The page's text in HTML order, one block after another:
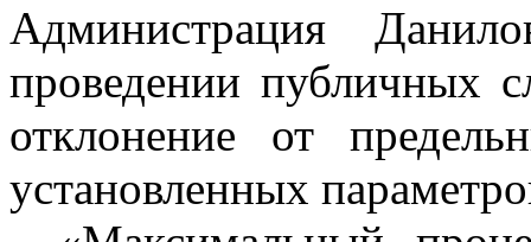
Администрация
проведении публичных
отклонение от
установленных